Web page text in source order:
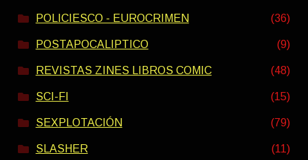
POLICIESCO - EUROCRIMEN (36)
POSTAPOCALIPTICO (9)
REVISTAS ZINES LIBROS COMIC (48)
SCI-FI (15)
SEXPLOTACIÓN (79)
SLASHER (11)